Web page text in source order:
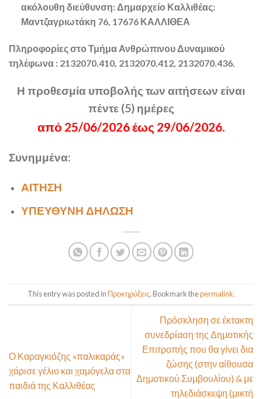
ακόλουθη διεύθυνση:Δημαρχείο Καλλιθέας:
Μαντζαγριωτάκη 76, 17676 ΚΑΛΛΙΘΕΑ
Πληροφορίες στο Τμήμα Ανθρώπινου Δυναμικού
τηλέφωνα : 2132070.410, 2132070.412, 2132070.436.
Η προθεσμία υποβολής των αιτήσεων είναι
πέντε (5) ημέρες
από 25/06/2026 έως 29/06/2026.
Συνημμένα:
ΑΙΤΗΣΗ
ΥΠΕΥΘΥΝΗ ΔΗΛΩΣΗ
This entry was posted in Προκηρύξεις. Bookmark thepermalink.
Ο Καραγκιόζης «παλικαράς»
χάρισε γέλιο και χαμόγελα στα
παιδιά της Καλλιθέας
Πρόσκληση σε έκτακτη
συνεδρίαση της Δημοτικής
Επιτροπής που θα γίνει δια
ζώσης (στην αίθουσα
Δημοτικού Συμβουλίου) & με
τηλεδιάσκεψη (μικτή